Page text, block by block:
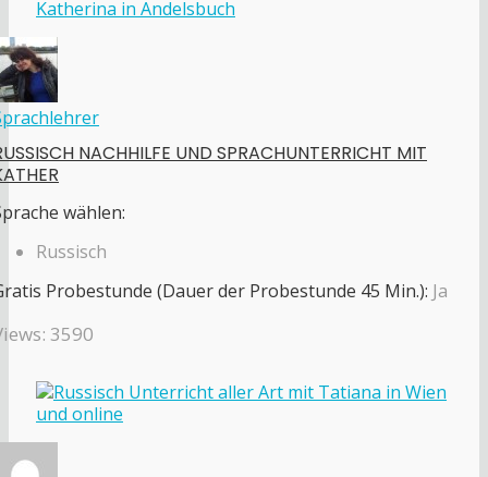
NACHHILFE UND SPRACHUNTERRICHT MIT
wählen:
Russisch
Probestunde (Dauer der Probestunde 45 Min.): Ja
3590